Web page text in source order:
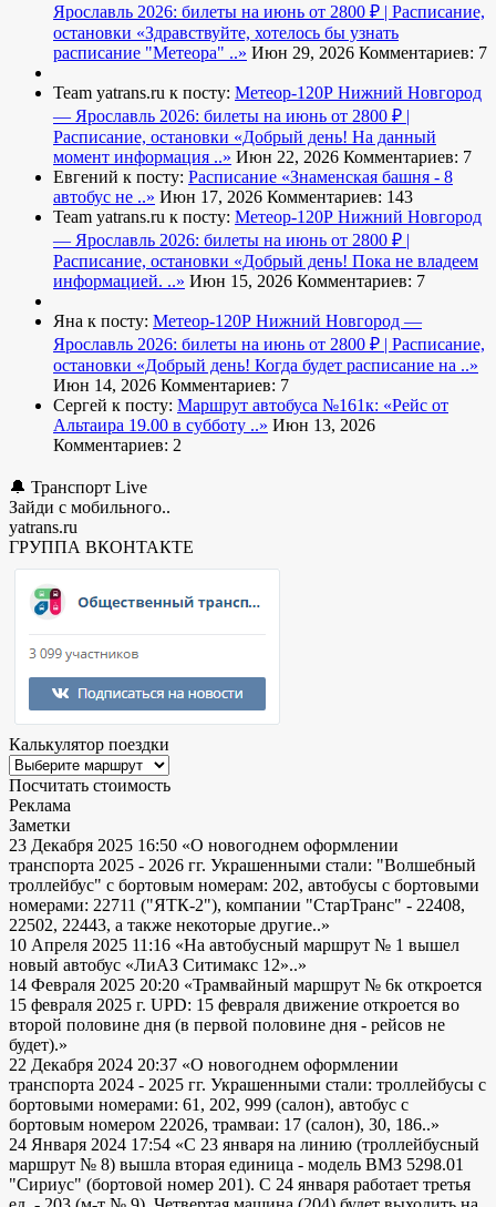
Ярославль 2026: билеты на июнь от 2800 ₽ | Расписание,
остановки «Здравствуйте, хотелось бы узнать
расписание "Метеора" ..» Июн 29, 2026 Комментариев: 7
Team yatrans.ru к посту: Метеор-120Р Нижний Новгород
— Ярославль 2026: билеты на июнь от 2800 ₽ |
Расписание, остановки «Добрый день! На данный
момент информация ..» Июн 22, 2026 Комментариев: 7
Евгений к посту: Расписание «Знаменская башня - 8
автобус не ..» Июн 17, 2026 Комментариев: 143
Team yatrans.ru к посту: Метеор-120Р Нижний Новгород
— Ярославль 2026: билеты на июнь от 2800 ₽ |
Расписание, остановки «Добрый день! Пока не владеем
информацией. ..» Июн 15, 2026 Комментариев: 7
Яна к посту: Метеор-120Р Нижний Новгород —
Ярославль 2026: билеты на июнь от 2800 ₽ | Расписание,
остановки «Добрый день! Когда будет расписание на ..»
Июн 14, 2026 Комментариев: 7
Сергей к посту: Маршрут автобуса №161к: «Рейс от
Альтаира 19.00 в субботу ..» Июн 13, 2026
Комментариев: 2
🔔 Транспорт Live
Зайди с мобильного..
yatrans.ru
ГРУППА ВКОНТАКТЕ
Калькулятор поездки
Посчитать стоимость
Реклама
Заметки
23 Декабря 2025 16:50 «О новогоднем оформлении
транспорта 2025 - 2026 гг. Украшенными стали: "Волшебный
троллейбус" с бортовым номерам: 202, автобусы с бортовыми
номерами: 22711 ("ЯТК-2"), компании "СтарТранс" - 22408,
22502, 22443, а также некоторые другие..»
10 Апреля 2025 11:16 «На автобусный маршрут № 1 вышел
новый автобус «ЛиАЗ Ситимакс 12»..»
14 Февраля 2025 20:20 «Трамвайный маршрут № 6к откроется
15 февраля 2025 г. UPD: 15 февраля движение откроется во
второй половине дня (в первой половине дня - рейсов не
будет).»
22 Декабря 2024 20:37 «О новогоднем оформлении
транспорта 2024 - 2025 гг. Украшенными стали: троллейбусы с
бортовыми номерами: 61, 202, 999 (салон), автобус с
бортовым номером 22026, трамваи: 17 (салон), 30, 186..»
24 Января 2024 17:54 «С 23 января на линию (троллейбусный
маршрут № 8) вышла вторая единица - модель ВМЗ 5298.01
"Сириус" (бортовой номер 201). С 24 января работает третья